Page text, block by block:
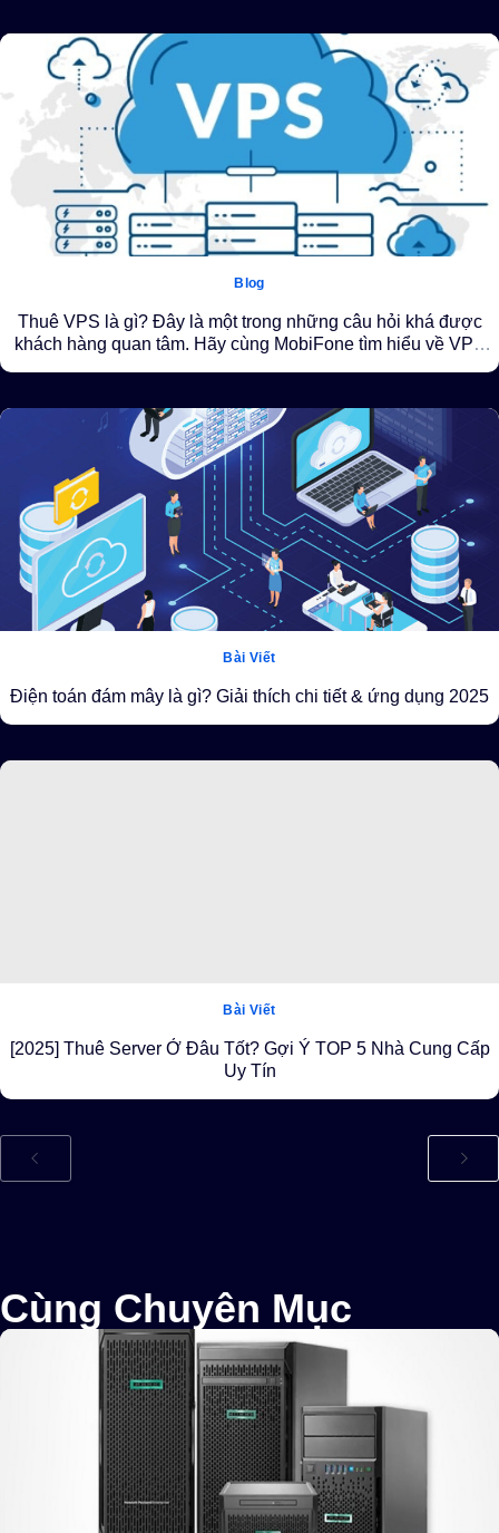
Blog
Thuê VPS là gì? Đây là một trong những câu hỏi khá được
khách hàng quan tâm. Hãy cùng MobiFone tìm hiểu về VPS
Bài Viết
Điện toán đám mây là gì? Giải thích chi tiết & ứng dụng 2025
Bài Viết
[2025] Thuê Server Ở Đâu Tốt? Gợi Ý TOP 5 Nhà Cung Cấp
Uy Tín
Cùng Chuyên Mục